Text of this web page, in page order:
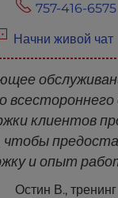
757-416-6575
Начни живой чат
клиентов
чтобы
и опыт
Остин В., тренинг